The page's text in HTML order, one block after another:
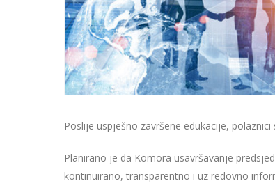
Poslije uspješno završene edukacije,
Planirano je da Komora usavršavanje
kontinuirano, transparentno i uz redovno